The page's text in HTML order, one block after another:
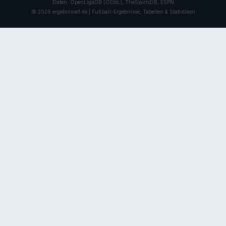
Daten: OpenLigaDB (ODbL), TheSportsDB, ESPN
© 2026 ergebnisse1.de | Fußball-Ergebnisse, Tabellen & Statistiken